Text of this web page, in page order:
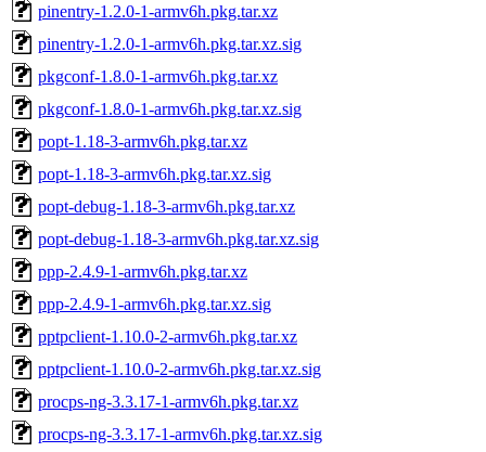
pinentry-1.2.0-1-armv6h.pkg.tar.xz
pinentry-1.2.0-1-armv6h.pkg.tar.xz.sig
pkgconf-1.8.0-1-armv6h.pkg.tar.xz
pkgconf-1.8.0-1-armv6h.pkg.tar.xz.sig
popt-1.18-3-armv6h.pkg.tar.xz
popt-1.18-3-armv6h.pkg.tar.xz.sig
popt-debug-1.18-3-armv6h.pkg.tar.xz
popt-debug-1.18-3-armv6h.pkg.tar.xz.sig
ppp-2.4.9-1-armv6h.pkg.tar.xz
ppp-2.4.9-1-armv6h.pkg.tar.xz.sig
pptpclient-1.10.0-2-armv6h.pkg.tar.xz
pptpclient-1.10.0-2-armv6h.pkg.tar.xz.sig
procps-ng-3.3.17-1-armv6h.pkg.tar.xz
procps-ng-3.3.17-1-armv6h.pkg.tar.xz.sig